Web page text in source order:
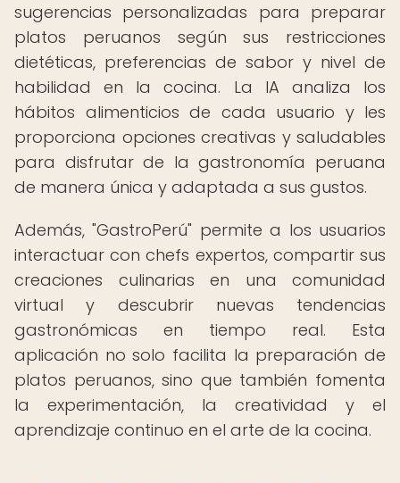
sugerencias personalizadas para preparar
platos peruanos según sus restricciones
dietéticas, preferencias de sabor y nivel de
habilidad en la cocina. La IA analiza los
hábitos alimenticios de cada usuario y les
proporciona opciones creativas y saludables
para disfrutar de la gastronomía peruana
de manera única y adaptada a sus gustos.
Además, "GastroPerú" permite a los usuarios
interactuar con chefs expertos, compartir sus
creaciones culinarias en una comunidad
virtual y descubrir nuevas tendencias
gastronómicas en tiempo real. Esta
aplicación no solo facilita la preparación de
platos peruanos, sino que también fomenta
la experimentación, la creatividad y el
aprendizaje continuo en el arte de la cocina.